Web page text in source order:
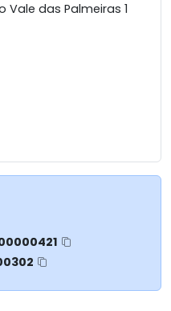
das Palmeiras 1